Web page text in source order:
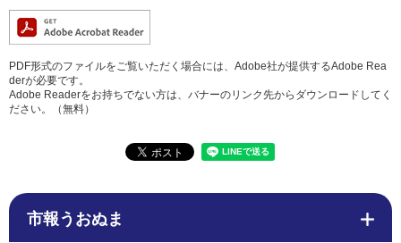
PDF形式のファイルをご覧いただく場合には、Adobe社が提供するAdobe Rea
derが必要です。
Adobe Readerをお持ちでない方は、バナーのリンク先からダウンロードしてく
ださい。（無料）
市報うおぬま